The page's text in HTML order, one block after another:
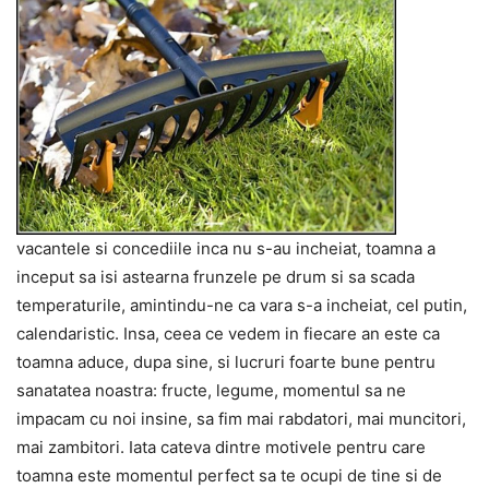
vacantele si concediile inca nu s-au incheiat, toamna a
inceput sa isi astearna frunzele pe drum si sa scada
temperaturile, amintindu-ne ca vara s-a incheiat, cel putin,
calendaristic. Insa, ceea ce vedem in fiecare an este ca
toamna aduce, dupa sine, si lucruri foarte bune pentru
sanatatea noastra: fructe, legume, momentul sa ne
impacam cu noi insine, sa fim mai rabdatori, mai muncitori,
mai zambitori. Iata cateva dintre motivele pentru care
toamna este momentul perfect sa te ocupi de tine si de